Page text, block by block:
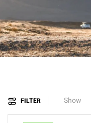
FILTER Show